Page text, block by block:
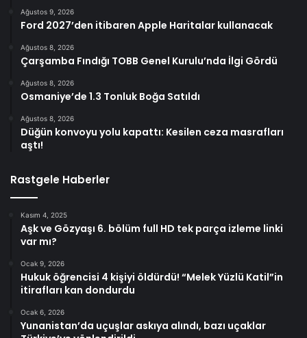
Ağustos 9, 2026
Ford 2027’den itibaren Apple Haritalar kullanacak
Ağustos 8, 2026
Çarşamba Fındığı TOBB Genel Kurulu’nda İlgi Gördü
Ağustos 8, 2026
Osmaniye’de 1.3 Tonluk Boğa Satıldı
Ağustos 8, 2026
Düğün konvoyu yolu kapattı: Kesilen ceza masrafları
aştı!
Rastgele Haberler
Kasım 4, 2025
Aşk ve Gözyaşı 6. bölüm full HD tek parça izleme linki
var mı?
Ocak 9, 2026
Hukuk öğrencisi 4 kişiyi öldürdü! “Melek Yüzlü Katil”in
itirafları kan dondurdu
Ocak 6, 2026
Yunanistan’da uçuşlar askıya alındı, bazı uçaklar